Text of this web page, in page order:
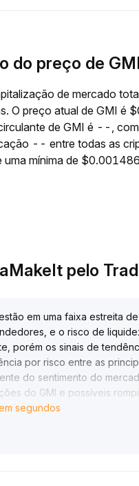
do preço de GMI
de mercado
O preço atual de GMI é
de GMI é --,
-- entre todas as
mínima de
pelo
em uma faixa estreita
e o risco de
porém os sinais de
por risco entre as
do sentimento do
do GMI e possíveis
a faixa de
calculados com base nos
segundos